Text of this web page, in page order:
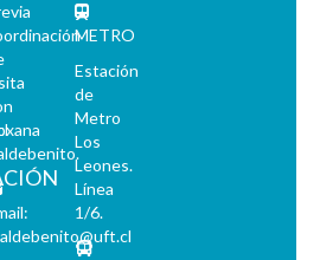
METRO
Estación
de
Metro
Los
Leones.
Línea
1/6.